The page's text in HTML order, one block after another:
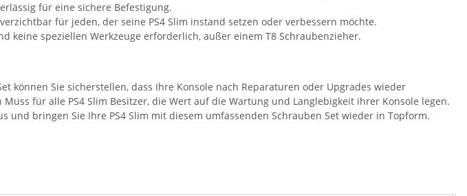
für eine sichere Befestigung.
für jeden, der seine PS4 Slim instand setzen oder verbessern möchte.
keine speziellen Werkzeuge erforderlich, außer einem T8 Schraubenzieher.
können Sie sicherstellen, dass Ihre Konsole nach Reparaturen oder Upgrades wieder
für alle PS4 Slim Besitzer, die Wert auf die Wartung und Langlebigkeit ihrer Konsole legen.
und bringen Sie Ihre PS4 Slim mit diesem umfassenden Schrauben Set wieder in Topform.